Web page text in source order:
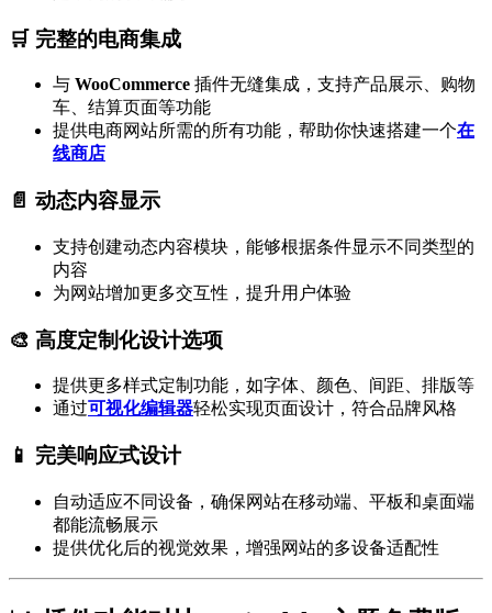
🛒 完整的电商集成
与 WooCommerce 插件无缝集成，支持产品展示、购物
车、结算页面等功能
提供电商网站所需的所有功能，帮助你快速搭建一个在
线商店
📄 动态内容显示
支持创建动态内容模块，能够根据条件显示不同类型的
内容
为网站增加更多交互性，提升用户体验
🎨 高度定制化设计选项
提供更多样式定制功能，如字体、颜色、间距、排版等
通过可视化编辑器轻松实现页面设计，符合品牌风格
📱 完美响应式设计
自动适应不同设备，确保网站在移动端、平板和桌面端
都能流畅展示
提供优化后的视觉效果，增强网站的多设备适配性